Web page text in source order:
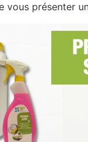
vous présenter